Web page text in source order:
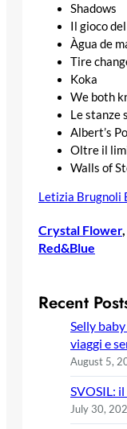
Shadows
Il gioco
Àgua de
Tire
Koka
We both
Le stanze
Albert’s
Oltre il
Walls of
Letizia Brugnoli
Crystal Flower,
Red&Blue
Recent
Selly
viaggi e
August 5,
SVOSIL:
July 30,